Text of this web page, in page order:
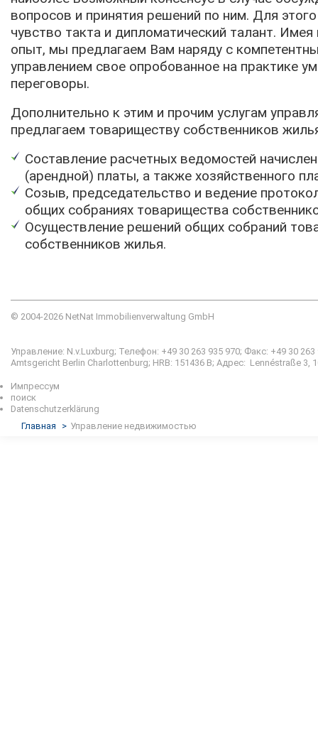
вопросов и принятия решений по ним. Для
чувство такта и дипломатический талант.
опыт, мы предлагаем Вам наряду с
управлением свое опробованное на практике
переговоры.
Дополнительно к этим и прочим услугам
предлагаем товариществу собственников
Составление расчетных ведомостей
(арендной) платы, а также хозяйственного
Созыв, председательство и ведение
общих собраниях товарищества
Осуществление решений общих собраний
собственников жилья.
© 2004-2026 NetNat Immobilienverwaltung GmbH
Управление: N.v.Luxburg; Телефон: +49 30 263 935 970; Факс: +49 30
Amtsgericht Berlin Charlottenburg; HRB: 151436 B; Адрес: Lennéstraße 3,
Импрессум
поиск
Datenschutzerklärung
Главная
> Управление недвижимостью